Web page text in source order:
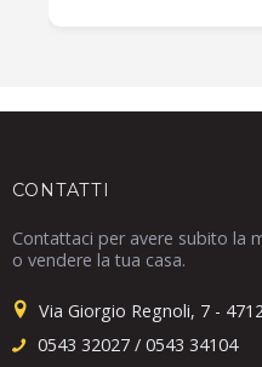
CONTATTI
Contattaci per avere subito la
o vendere la tua casa.
Via Giorgio Regnoli, 7 -
0543 32027 / 0543 34104